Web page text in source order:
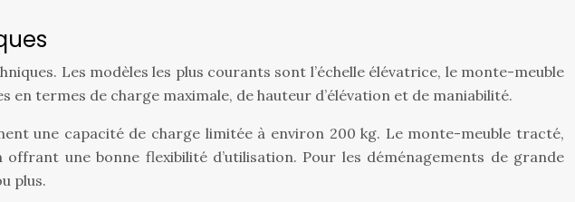
Les modèles les plus courants sont l’échelle élévatrice, le monte-meuble
termes de charge maximale, de hauteur d’élévation et de maniabilité.
une capacité de charge limitée à environ 200 kg. Le monte-meuble tracté,
une bonne flexibilité d’utilisation. Pour les déménagements de grande
plus.